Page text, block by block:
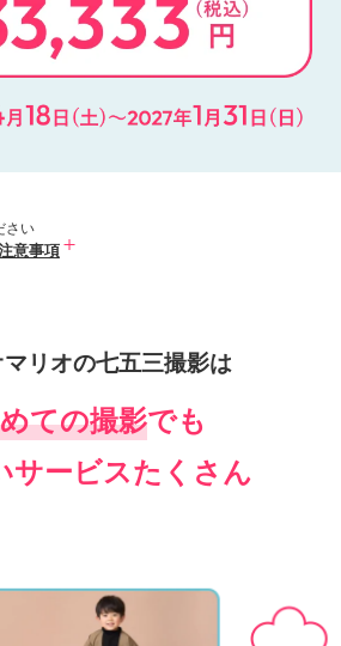
さい
意事項
リオの七五三撮影は
ての撮影でも
サービスたくさん